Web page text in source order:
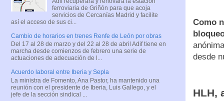
Como
desde
HLH,
ferroviaria de Griñón para que acoja
servicios de Cercanías Madrid y facilite
así el acceso de sus ci...
Cambio de horarios en trenes Renfe de León por obras
Del 17 al 28 de marzo y del 22 al 28 de abril Adif tiene en
marcha desde comienzos de febrero una serie de
actuaciones de adecuación de l...
Acuerdo laboral entre Iberia y Sepla
La ministra de Fomento, Ana Pastor, ha mantenido una
reunión con el presidente de Iberia, Luis Gallego, y el
jefe de la sección sindical ...